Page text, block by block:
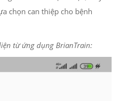
chọn can thiệp cho bệnh
từ ứng dụng BrianTrain: